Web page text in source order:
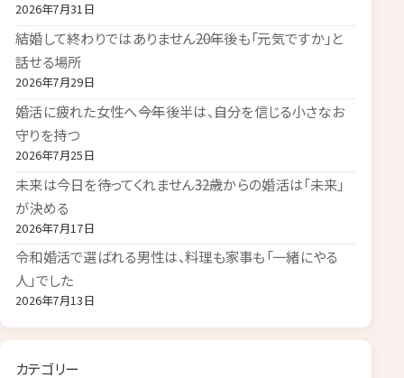
2026年7月31日
結婚して終わりではありません――20年後も「元気ですか」と
話せる場所
2026年7月29日
婚活に疲れた女性へ――今年後半は、自分を信じる小さなお
守りを持つ
2026年7月25日
未来は今日を待ってくれません――32歳からの婚活は「未来」
が決める
2026年7月17日
令和婚活で選ばれる男性は、料理も家事も「一緒にやる
人」でした
2026年7月13日
カテゴリー